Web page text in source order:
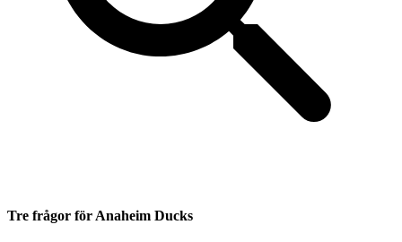
Tre frågor för Anaheim Ducks